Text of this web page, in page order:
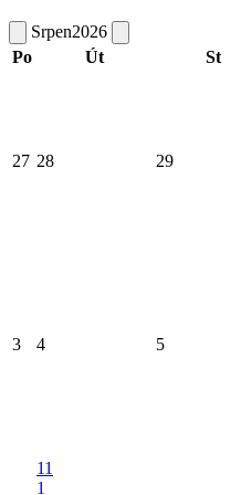
Srpen2026
Po
Út St
27 28 29
3 4 5
11
1